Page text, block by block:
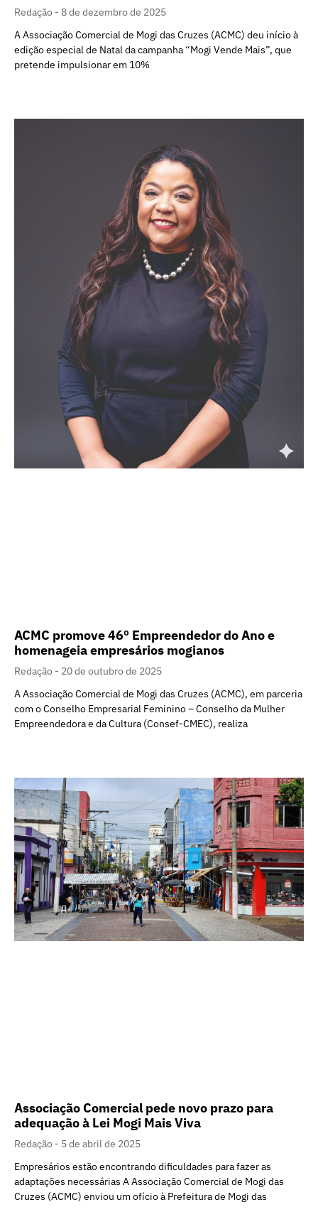
Redação
8 de dezembro de 2025
A Associação Comercial de Mogi das Cruzes (ACMC) deu início à
edição especial de Natal da campanha “Mogi Vende Mais”, que
pretende impulsionar em 10%
ACMC promove 46º Empreendedor do Ano e
homenageia empresários mogianos
Redação
20 de outubro de 2025
A Associação Comercial de Mogi das Cruzes (ACMC), em parceria
com o Conselho Empresarial Feminino – Conselho da Mulher
Empreendedora e da Cultura (Consef-CMEC), realiza
Associação Comercial pede novo prazo para
adequação à Lei Mogi Mais Viva
Redação
5 de abril de 2025
Empresários estão encontrando dificuldades para fazer as
adaptações necessárias A Associação Comercial de Mogi das
Cruzes (ACMC) enviou um ofício à Prefeitura de Mogi das